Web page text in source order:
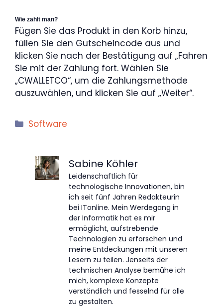
Wie zahlt man?
Fügen Sie das Produkt in den Korb hinzu,
füllen Sie den Gutscheincode aus und
klicken Sie nach der Bestätigung auf „Fahren
Sie mit der Zahlung fort. Wählen Sie
„CWALLETCO“, um die Zahlungsmethode
auszuwählen, und klicken Sie auf „Weiter“.
Kategorien
Software
Sabine Köhler
Leidenschaftlich für
technologische Innovationen, bin
ich seit fünf Jahren Redakteurin
bei ITonline. Mein Werdegang in
der Informatik hat es mir
ermöglicht, aufstrebende
Technologien zu erforschen und
meine Entdeckungen mit unseren
Lesern zu teilen. Jenseits der
technischen Analyse bemühe ich
mich, komplexe Konzepte
verständlich und fesselnd für alle
zu gestalten.